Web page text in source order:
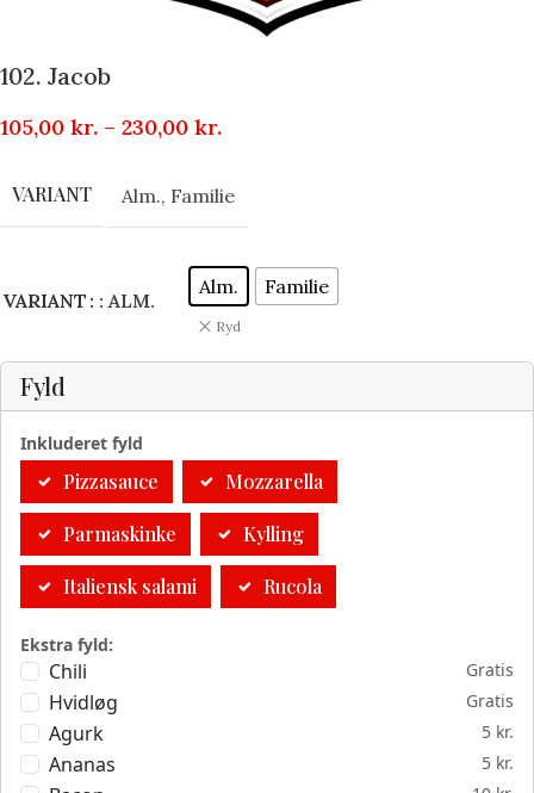
102. Jacob
105,00 kr. – 230,00 kr.
VARIANT Alm., Familie
VARIANT : ALM.
Alm. Familie
Ryd